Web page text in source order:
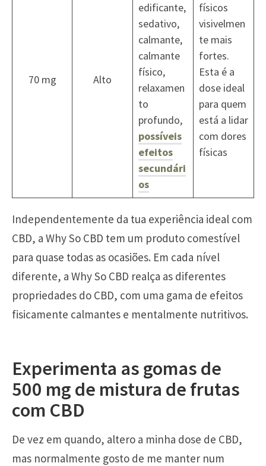
70 mg Alto
edificante,
sedativo,
calmante,
calmante
físico,
relaxamen
to
profundo,
possíveis
efeitos
secundári
os
físicos
visivelmen
te mais
fortes.
Esta é a
dose ideal
para quem
está a lidar
com dores
físicas
Independentemente da tua experiência ideal com
CBD, a Why So CBD tem um produto comestível
para quase todas as ocasiões. Em cada nível
diferente, a Why So CBD realça as diferentes
propriedades do CBD, com uma gama de efeitos
fisicamente calmantes e mentalmente nutritivos.
Experimenta as gomas de
500 mg de mistura de frutas
com CBD
De vez em quando, altero a minha dose de CBD,
mas normalmente gosto de me manter num